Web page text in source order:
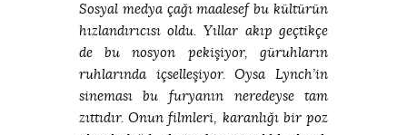
Sosyal medya çağı maalesef bu kültürün
hızlandırıcısı oldu. Yıllar akıp geçtikçe
de bu nosyon pekişiyor, güruhların
ruhlarında içselleşiyor. Oysa Lynch’in
sineması bu furyanın neredeyse tam
zıttıdır. Onun filmleri, karanlığı bir poz